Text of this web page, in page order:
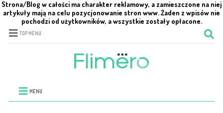
Strona/Blog w całości ma charakter reklamowy, a zamieszczone na niej
artykuły mają na celu pozycjonowanie stron www. Żaden z wpisów nie
pochodzi od użytkowników, a wszystkie zostały opłacone.
TOP MENU
MENU